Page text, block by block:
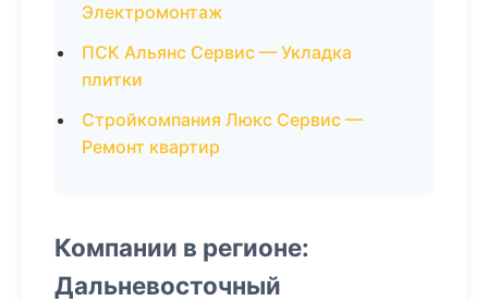
Электромонтаж
ПСК Альянс Сервис — Укладка
плитки
Стройкомпания Люкс Сервис —
Ремонт квартир
Компании в регионе:
Дальневосточный